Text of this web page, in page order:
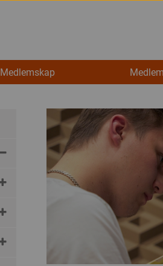
Medlemskap